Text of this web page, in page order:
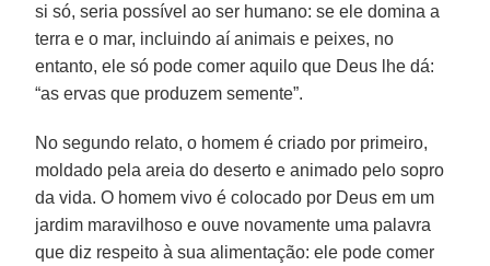
si só, seria possível ao ser humano: se ele domina a
terra e o mar, incluindo aí animais e peixes, no
entanto, ele só pode comer aquilo que Deus lhe dá:
“as ervas que produzem semente”.
No segundo relato, o homem é criado por primeiro,
moldado pela areia do deserto e animado pelo sopro
da vida. O homem vivo é colocado por Deus em um
jardim maravilhoso e ouve novamente uma palavra
que diz respeito à sua alimentação: ele pode comer